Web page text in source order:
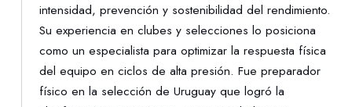
intensidad, prevención y sostenibilidad del rendimiento.
Su experiencia en clubes y selecciones lo posiciona
como un especialista para optimizar la respuesta física
del equipo en ciclos de alta presión. Fue preparador
físico en la selección de Uruguay que logró la